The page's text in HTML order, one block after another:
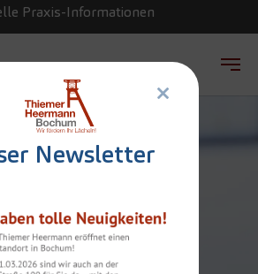
Praxis-Informationen
Newsletter
×